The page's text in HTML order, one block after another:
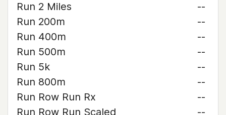
Run 2 Miles
--
Run 200m
--
Run 400m
--
Run 500m
--
Run 5k
--
Run 800m
--
Run Row Run Rx
--
Run Row Run Scaled
--